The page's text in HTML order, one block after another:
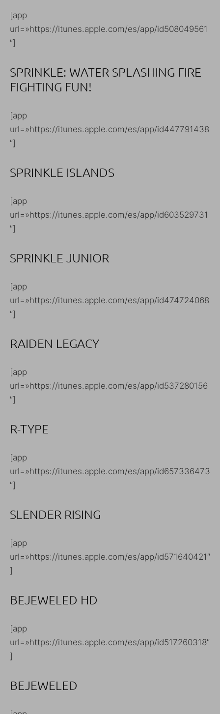
[app
url=»https://itunes.apple.com/es/app/id508049561
″]
SPRINKLE: WATER SPLASHING FIRE
FIGHTING FUN!
[app
url=»https://itunes.apple.com/es/app/id447791438
″]
SPRINKLE ISLANDS
[app
url=»https://itunes.apple.com/es/app/id603529731
″]
SPRINKLE JUNIOR
[app
url=»https://itunes.apple.com/es/app/id474724068
″]
RAIDEN LEGACY
[app
url=»https://itunes.apple.com/es/app/id537280156
″]
R-TYPE
[app
url=»https://itunes.apple.com/es/app/id657336473
″]
SLENDER RISING
[app
url=»https://itunes.apple.com/es/app/id571640421″
]
BEJEWELED HD
[app
url=»https://itunes.apple.com/es/app/id517260318″
]
BEJEWELED